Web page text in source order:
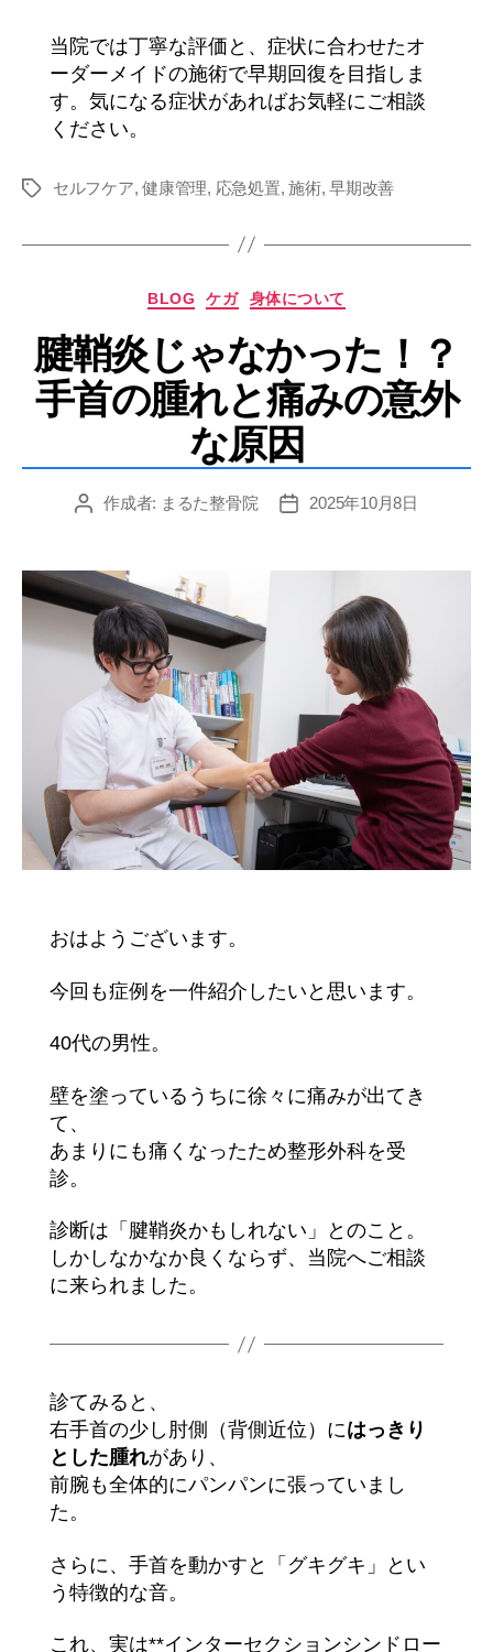
当院では丁寧な評価と、症状に合わせたオ
ーダーメイドの施術で早期回復を目指しま
す。気になる症状があればお気軽にご相談
ください。
タ
セルフケア,健康管理, 応急処置,施術,早期改善
カ
ゴ
リ
ー
BLOG ケガ 身体について
腱鞘炎じゃなかった！？
手首の腫れと痛みの意外
な原因
投 作成者: まるた整骨院
投
2025年10月8日
おはようございます。
今回も症例を一件紹介したいと思います。
40代の男性。
壁を塗っているうちに徐々に痛みが出てき
て、
あまりにも痛くなったため整形外科を受
診。
診断は「腱鞘炎かもしれない」とのこと。
しかしなかなか良くならず、当院へご相談
に来られました。
診てみると、
右手首の少し肘側（背側近位）にはっきり
とした腫れがあり、
前腕も全体的にパンパンに張っていまし
た。
さらに、手首を動かすと「グキグキ」とい
う特徴的な音。
これ、実は**インターセクションシンドロー